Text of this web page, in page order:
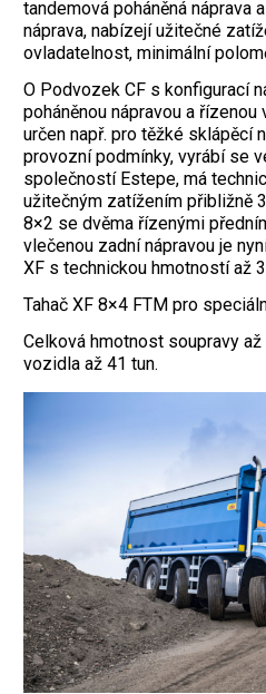
tandemová poháněná náprava
náprava, nabízejí užitečné
ovladatelnost, minimální
O Podvozek CF s konfigurací
poháněnou nápravou a
určen např. pro těžké sklápěcí
provozní podmínky, vyrábí se
společností Estepe, má
užitečným zatížením přibližně
8×2 se dvěma řízenými
vlečenou zadní nápravou je
XF s technickou hmotností až
Tahač XF 8×4 FTM pro
Celková hmotnost soupravy
vozidla až 41 tun.